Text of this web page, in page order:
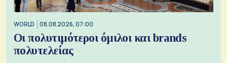
WORLD 08.08.2026, 07:00
Οι πολυτιμότεροι όμιλοι και brands
πολυτελείας